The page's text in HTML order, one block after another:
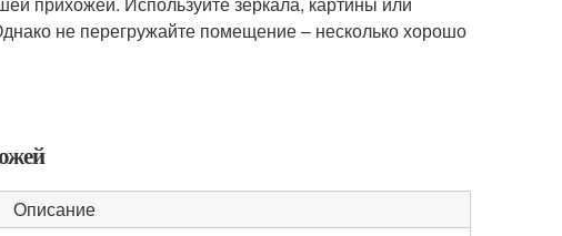
не перегружайте помещение – несколько хорошо
Описание